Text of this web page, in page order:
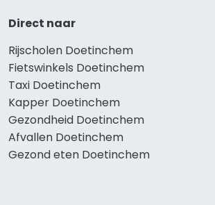
Direct naar
Rijscholen Doetinchem
Fietswinkels Doetinchem
Taxi Doetinchem
Kapper Doetinchem
Gezondheid Doetinchem
Afvallen Doetinchem
Gezond eten Doetinchem